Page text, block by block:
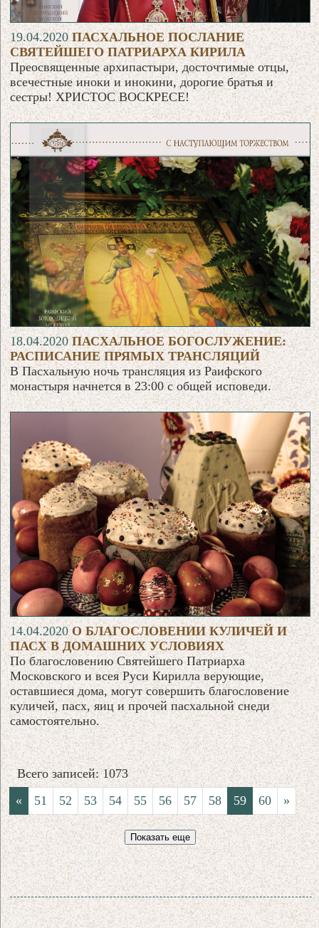
19.04.2020ПАСХАЛЬНОЕ ПОСЛАНИЕ
СВЯТЕЙШЕГО ПАТРИАРХА КИРИЛА
Преосвященные архипастыри, досточтимые отцы,
всечестные иноки и инокини, дорогие братья и
сестры! ХРИСТОС ВОСКРЕСЕ!
18.04.2020ПАСХАЛЬНОЕ БОГОСЛУЖЕНИЕ:
РАСПИСАНИЕ ПРЯМЫХ ТРАНСЛЯЦИЙ
В Пасхальную ночь трансляция из Раифского
монастыря начнется в 23:00 с общей исповеди.
14.04.2020О БЛАГОСЛОВЕНИИ КУЛИЧЕЙ И
ПАСХ В ДОМАШНИХ УСЛОВИЯХ
По благословению Святейшего Патриарха
Московского и всея Руси Кирилла верующие,
оставшиеся дома, могут совершить благословение
куличей, пасх, яиц и прочей пасхальной снеди
самостоятельно.
Всего записей: 1073
«
51 52 53 54 55 56 57 58 59 60 »
Показать еще